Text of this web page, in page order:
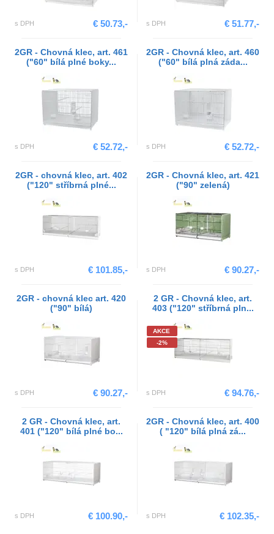
s DPH € 50.73,- s DPH € 51.77,-
2GR - Chovná klec, art. 461
("60" bílá plné boky...
s DPH € 52.72,-
2GR - Chovná klec, art. 460
("60" bílá plná záda...
s DPH € 52.72,-
2GR - chovná klec, art. 402
("120" stříbrná plné...
s DPH € 101.85,-
2GR - Chovná klec, art. 421
("90" zelená)
s DPH € 90.27,-
2GR - chovná klec art. 420
("90" bílá)
s DPH € 90.27,-
2 GR - Chovná klec, art.
403 ("120" stříbrná pln...
AKCE
-2%
s DPH € 94.76,-
2 GR - Chovná klec, art.
401 ("120" bílá plné bo...
s DPH € 100.90,-
2GR - Chovná klec, art. 400
( "120" bílá plná zá...
s DPH € 102.35,-